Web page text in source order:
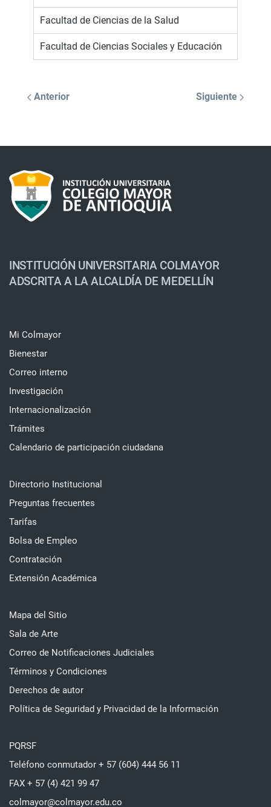
Facultad de Ciencias de la Salud
Facultad de Ciencias Sociales y Educación
Anterior Siguiente
INSTITUCIÓN UNIVERSITARIA COLMAYOR
ADSCRITA A LA ALCALDÍA DE MEDELLÍN
Mi Colmayor
Bienestar
Correo interno
Investigación
Internacionalización
Trámites
Calendario de participación ciudadana
Directorio Institucional
Preguntas frecuentes
Tarifas
Bolsa de Empleo
Contratación
Extensión Académica
Mapa del Sitio
Sala de Arte
Correo de Notificaciones Judiciales
Términos y Condiciones
Derechos de autor
Política de Seguridad y Privacidad de la Información
PQRSF
Teléfono conmutador + 57 (604) 444 56 11
FAX + 57 (4) 421 99 47
colmayor@colmayor.edu.co